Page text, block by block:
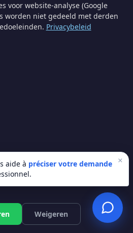
voor website-analyse (Google
worden niet gedeeld met derden
Privacybeleid
Weigeren
un supplément mais ça
période ?
bas en milieu de mois,
saison (évitez juillet-
Le mercredi est
offerte
×
aide à préciser votre demande